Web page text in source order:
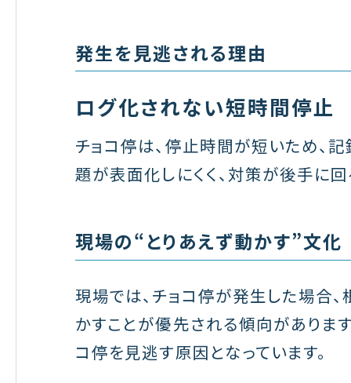
発生を見逃される理由
ログ化されない短時間停止
チョコ停は、停止時間が短いため、
題が表面化しにくく、対策が後手に回
現場の“とりあえず動かす”文化
現場では、チョコ停が発生した場合
かすことが優先される傾向がありま
コ停を見逃す原因となっています。